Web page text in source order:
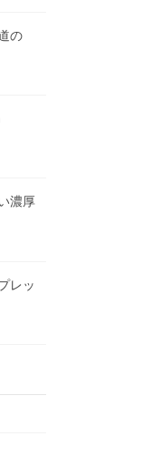
の
濃厚
レッ